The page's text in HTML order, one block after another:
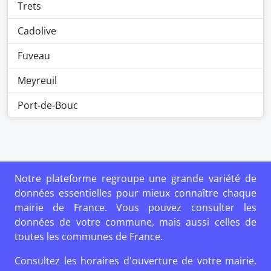
Trets
Cadolive
Fuveau
Meyreuil
Port-de-Bouc
Notre plateforme regroupe une grande variété de
données essentielles pour mieux connaître chaque
mairie de France. Vous pouvez consulter les
données de votre commune, mais aussi celles de
toutes les communes de France.
Consultez les horaires d'ouverture de votre mairie,